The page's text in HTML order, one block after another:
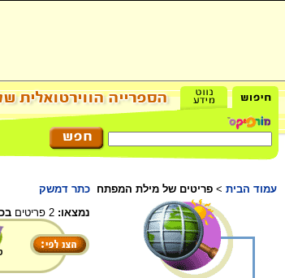
עמוד הבית > פריטים של מילת המפתח כתר דמשק
נמצאו: